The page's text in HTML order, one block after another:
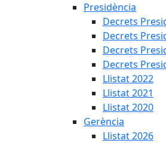
Presidència
Decrets
Decrets
Decrets
Decrets
Llistat 2022
Llistat 2021
Llistat 2020
Gerència
Llistat 2026